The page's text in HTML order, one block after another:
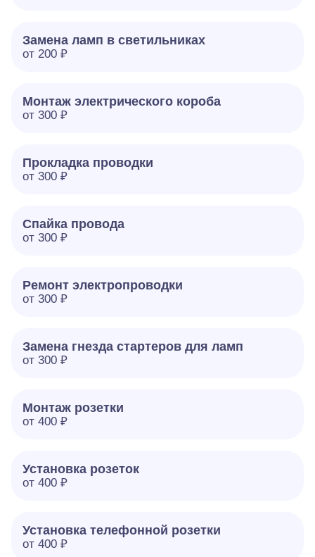
Замена ламп в светильниках
от 200 ₽
Монтаж электрического короба
от 300 ₽
Прокладка проводки
от 300 ₽
Спайка провода
от 300 ₽
Ремонт электропроводки
от 300 ₽
Замена гнезда стартеров для ламп
от 300 ₽
Монтаж розетки
от 400 ₽
Установка розеток
от 400 ₽
Установка телефонной розетки
от 400 ₽